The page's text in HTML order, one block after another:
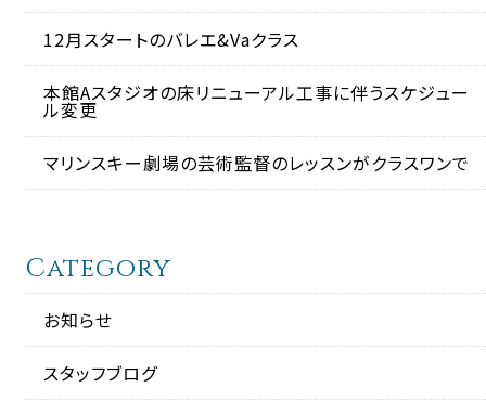
12月スタートのバレエ&Vaクラス
本館Aスタジオの床リニューアル工事に伴うスケジュー
ル変更
マリンスキー劇場の芸術監督のレッスンがクラスワンで
Category
お知らせ
スタッフブログ